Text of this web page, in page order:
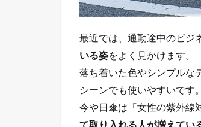
最近では、通勤途中のビジ
いる姿をよく見かけます。
落ち着いた色やシンプルな
シーンでも使いやすいです。
今や日傘は「女性の紫外線
て取り入れる人が増えてい